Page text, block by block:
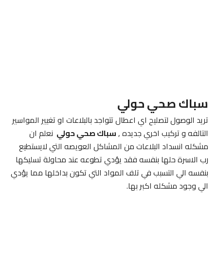
سباك صحي حولي
تريد الوصول لتصليح اي اعطال تتواجد بالبلاعات او تغيير المواسير
التالفه و تركيب اخري جديده ,سباك صحي حولينعلم ان
مشكله انسداد البلاعات من المشاكل العويصه التي لايستطيع
رب الاسرة حلها بنفسه فقد يؤدي تطوعه عند محاولة تسليكها
بنفسه الي التسبب في تلف المواد التي تكون بداخلها مما يؤدي
الي وجود مشكله اكبر بها.